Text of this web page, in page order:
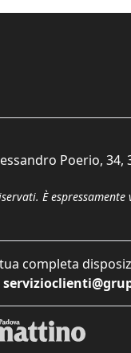
Poerio, 34,
È
completa